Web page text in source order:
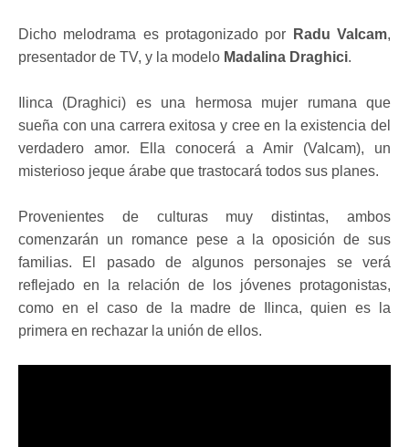
Dicho melodrama es protagonizado por Radu Valcam,
presentador de TV, y la modelo Madalina Draghici.
Ilinca (Draghici) es una hermosa mujer rumana que
sueña con una carrera exitosa y cree en la existencia del
verdadero amor. Ella conocerá a Amir (Valcam), un
misterioso jeque árabe que trastocará todos sus planes.
Provenientes de culturas muy distintas, ambos
comenzarán un romance pese a la oposición de sus
familias. El pasado de algunos personajes se verá
reflejado en la relación de los jóvenes protagonistas,
como en el caso de la madre de Ilinca, quien es la
primera en rechazar la unión de ellos.